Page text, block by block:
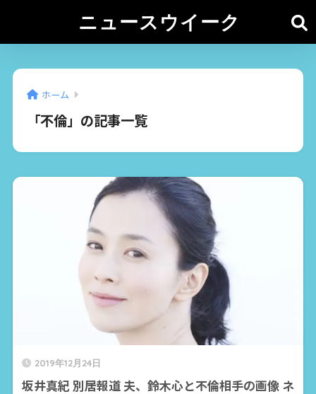
ニュースウイーク
ホーム
「不倫」の記事一覧
2019年12月24日
坂井真紀 別居報道 夫、鈴木心と不倫相手の画像 ネ